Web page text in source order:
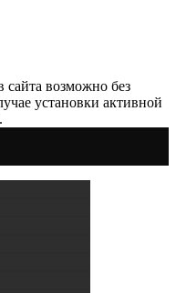
сайта возможно без
установки активной